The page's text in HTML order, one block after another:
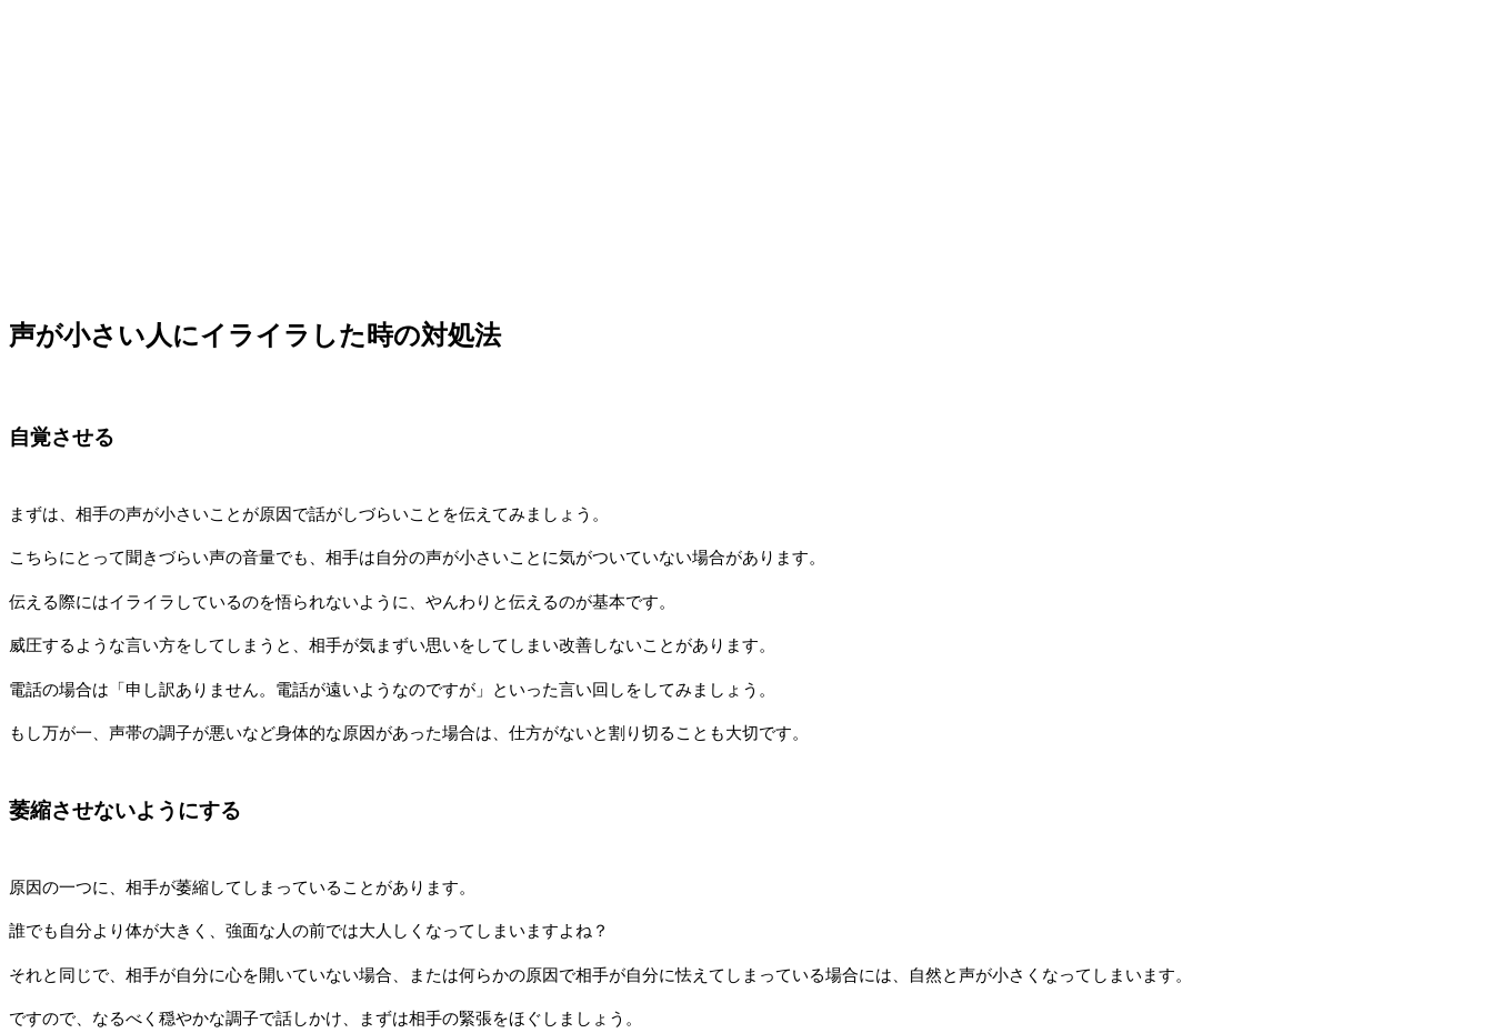
声が小さい人にイライラした時の対処法
自覚させる
まずは、相手の声が小さいことが原因で話がしづらいことを伝えてみましょう。
こちらにとって聞きづらい声の音量でも、相手は自分の声が小さいことに気がついていない場合があります。
伝える際にはイライラしているのを悟られないように、やんわりと伝えるのが基本です。
威圧するような言い方をしてしまうと、相手が気まずい思いをしてしまい改善しないことがあります。
電話の場合は「申し訳ありません。電話が遠いようなのですが」といった言い回しをしてみましょう。
もし万が一、声帯の調子が悪いなど身体的な原因があった場合は、仕方がないと割り切ることも大切です。
萎縮させないようにする
原因の一つに、相手が萎縮してしまっていることがあります。
誰でも自分より体が大きく、強面な人の前では大人しくなってしまいますよね？
それと同じで、相手が自分に心を開いていない場合、または何らかの原因で相手が自分に怯えてしまっている場合には、自然と声が小さくなってしまいます。
ですので、なるべく穏やかな調子で話しかけ、まずは相手の緊張をほぐしましょう。